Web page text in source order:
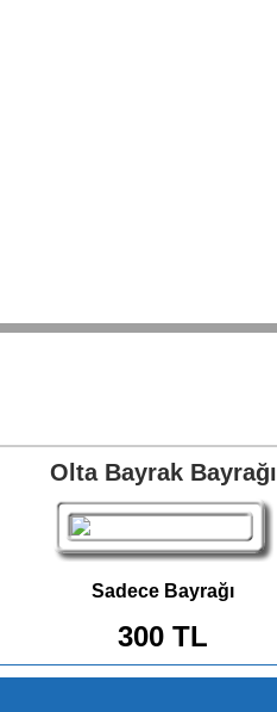
Olta Bayrak Bayrağı
Sadece Bayrağı
300 TL